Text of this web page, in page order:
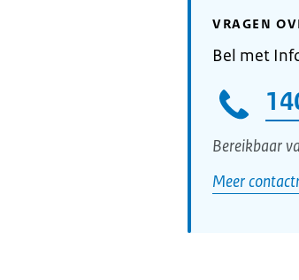
VRAGEN
Bel met
Bereikbaar
Meer